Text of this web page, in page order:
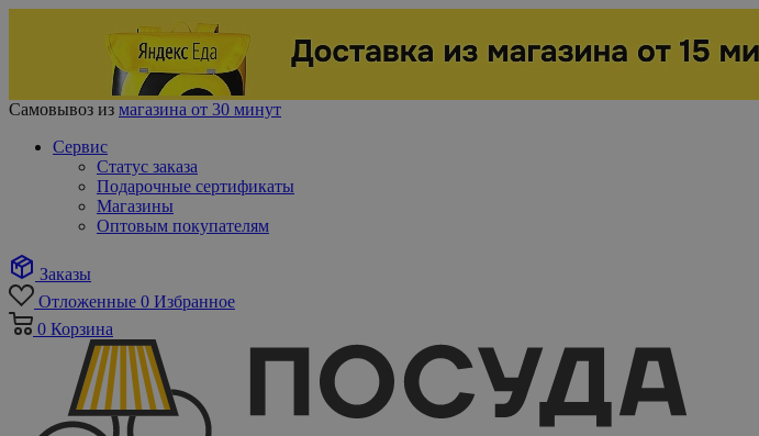
Самовывоз из магазина от 30 минут
Сервис
Статус заказа
Подарочные сертификаты
Магазины
Оптовым покупателям
Заказы
Отложенные 0 Избранное
0 Корзина